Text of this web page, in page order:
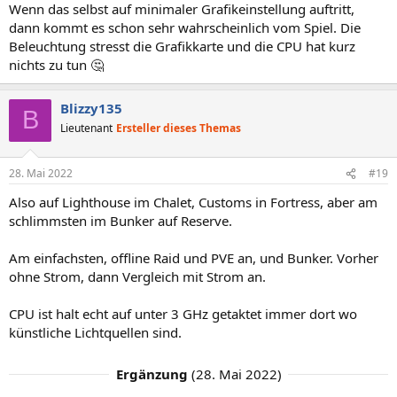
Wenn das selbst auf minimaler Grafikeinstellung auftritt,
dann kommt es schon sehr wahrscheinlich vom Spiel. Die
Beleuchtung stresst die Grafikkarte und die CPU hat kurz
nichts zu tun 🤔
B Blizzy135
Lieutenant Ersteller dieses Themas
28. Mai 2022 #19
Also auf Lighthouse im Chalet, Customs in Fortress, aber am
schlimmsten im Bunker auf Reserve.
Am einfachsten, offline Raid und PVE an, und Bunker. Vorher
ohne Strom, dann Vergleich mit Strom an.
CPU ist halt echt auf unter 3 GHz getaktet immer dort wo
künstliche Lichtquellen sind.
Ergänzung (28. Mai 2022)